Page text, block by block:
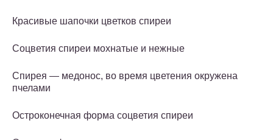
Красивые шапочки цветков спиреи
Соцветия спиреи мохнатые и нежные
Спирея — медонос, во время цветения окружена
пчелами
Остроконечная форма соцветия спиреи